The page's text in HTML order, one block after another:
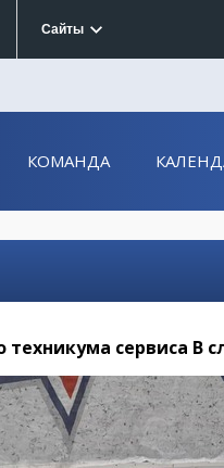
Сайты
КОМАНДА
техникума сервиса В